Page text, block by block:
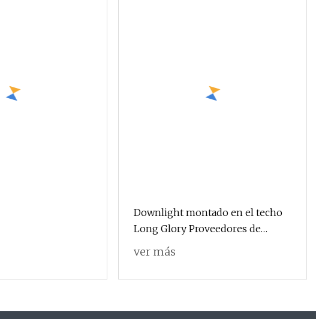
Downlight montado en el techo
Long Glory Proveedores de
bombillas para lámpara LED de
para exteriores Luces de cadena
prueba de agua
ver más